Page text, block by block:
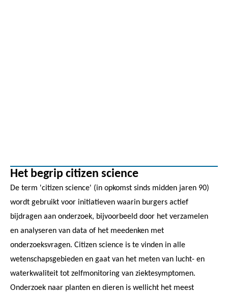
Het begrip citizen science
De term 'citizen science' (in opkomst sinds midden jaren 90)
wordt gebruikt voor initiatieven waarin burgers actief
bijdragen aan onderzoek, bijvoorbeeld door het verzamelen
en analyseren van data of het meedenken met
onderzoeksvragen. Citizen science is te vinden in alle
wetenschapsgebieden en gaat van het meten van lucht- en
waterkwaliteit tot zelfmonitoring van ziektesymptomen.
Onderzoek naar planten en dieren is wellicht het meest